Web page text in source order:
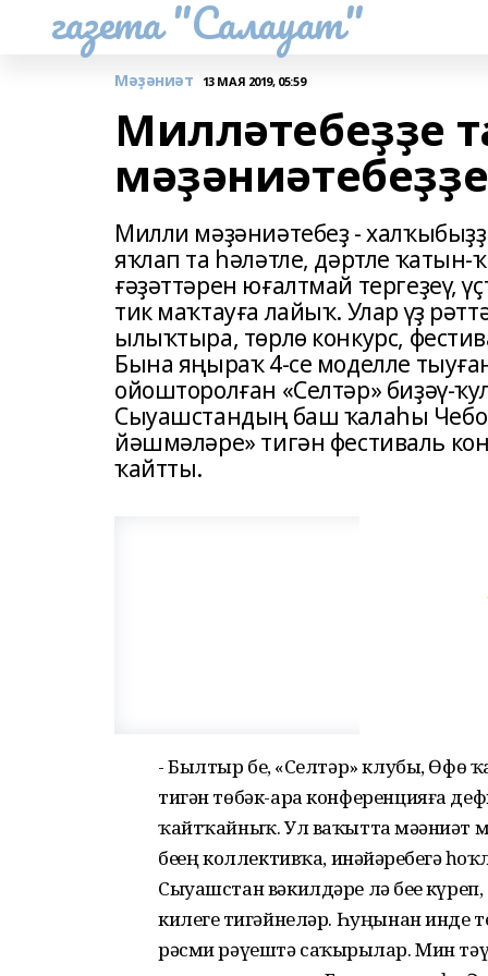
газета "Салауат"
Мәҙәниәт 13 МАЯ 2019, 05:59
Милләтебеҙҙе
Милли мәҙәниәтебеҙ -
яҡлап та һәләтле, дәртле
ғәҙәттәрен юғалтмай тергеҙеү,
тик маҡтауға лайыҡ. Улар үҙ
ылыҡтыра, төрлө конкурс,
Бына яңыраҡ 4-се моделле
ойошторолған «Селтәр» биҙәү-
Сыуашстандың баш ҡалаһы
йәшмәләре» тигән фестиваль
ҡайтты.
- Былтыр беҙ, «Селтәр» клубы,
тигән төбәк-ара конференцияға
ҡайтҡайныҡ. Ул ваҡытта мәҙәниәт
беҙҙең коллективҡа, инәйҙәребеҙгә
Сыуашстан вәкилдәре лә беҙҙе
килегеҙ тигәйнеләр. Һуңынан
рәсми рәүештә саҡырҙылар. Мин тәү